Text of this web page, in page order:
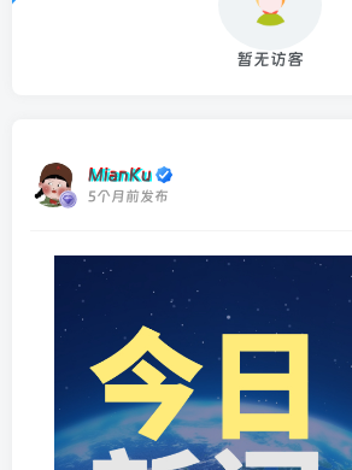
暂无访客
MianKu
5个月前发布